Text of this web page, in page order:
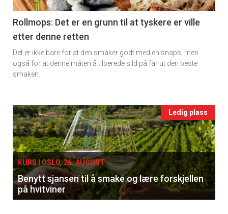
11
Ukens
vin
Rollmops: Det er en grunn til at tyskere er ville
etter denne retten
Det er ikke bare for at den smaker godt med en snaps, men
også for at denne måten å tilberede sild på får ut den beste
smaken.
Events
single
Ledig plass
KURS I OSLO, 26. AUGUST
Benytt sjansen til å smake og lære forskjellen
på hvitviner